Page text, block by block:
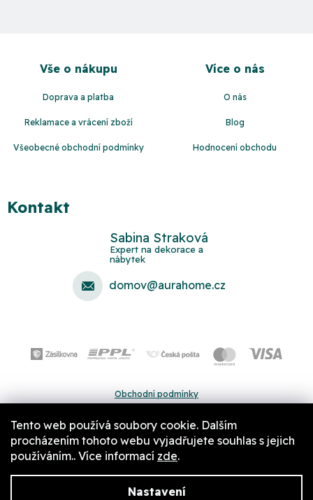
Tento web používá soubory cookie. Dalším
procházením tohoto webu vyjadřujete souhlas s jejich
používáním.. Více informací zde.
Nastavení
Vše o nákupu
Doprava a platba
Reklamace a vrácení zboží
Všeobecné obchodní podmínky
Více o nás
O nás
Blog
Hodnocení obchodu
Kontakt
Sabina Straková
domov@aurahome.cz
Obchodní podmínky
Pravidla a nastavení cookies